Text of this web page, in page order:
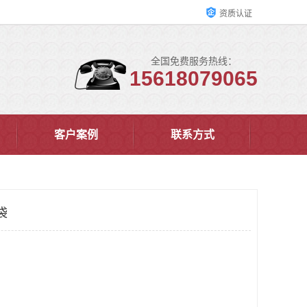
资质认证
全国免费服务热线：
15618079065
客户案例 联系方式